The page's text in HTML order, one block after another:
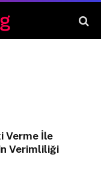
Verme İle
Verimliliği